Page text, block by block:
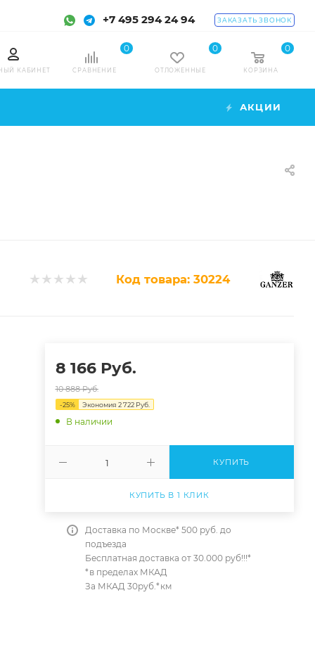
+7 495 294 24 94 ЗАКАЗАТЬ ЗВОНОК
КАБИНЕТ СРАВНЕНИЕ
0
ОТЛОЖЕННЫЕ
0
КОРЗИНА
0
АКЦИИ
Код товара: 30224
8 166Руб.
10 888Руб.
-25% Экономия 2 722Руб.
В наличии
КУПИТЬ
КУПИТЬ В 1 КЛИК
Доставка по Москве* 500 руб. до
подъезда
Бесплатная доставка от 30.000 руб!!!*
*в пределах МКАД
За МКАД 30руб.*км